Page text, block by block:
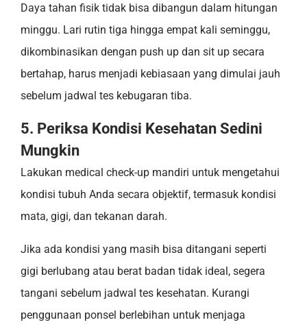
Daya tahan fisik tidak bisa dibangun dalam hitungan
minggu. Lari rutin tiga hingga empat kali seminggu,
dikombinasikan dengan push up dan sit up secara
bertahap, harus menjadi kebiasaan yang dimulai jauh
sebelum jadwal tes kebugaran tiba.
5. Periksa Kondisi Kesehatan Sedini
Mungkin
Lakukan medical check-up mandiri untuk mengetahui
kondisi tubuh Anda secara objektif, termasuk kondisi
mata, gigi, dan tekanan darah.
Jika ada kondisi yang masih bisa ditangani seperti
gigi berlubang atau berat badan tidak ideal, segera
tangani sebelum jadwal tes kesehatan. Kurangi
penggunaan ponsel berlebihan untuk menjaga